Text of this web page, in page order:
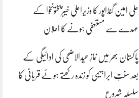
علی امین گنڈاپور کا وزیراعلیٰ خیبرپختونخوا کے
عہدے سے مستعفی ہونے کا اعلان
پاکستان بھر میں نمازِ عیدالاضحی کی ادائیگی کے
بعد سنتِ ابراہیمی کو زندہ رکھتے ہوئے قربانی کا
سلسلہ شروع